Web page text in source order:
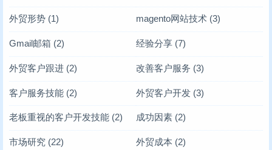
外贸形势 (1) magento网站技术 (3)
Gmail邮箱 (2) 经验分享 (7)
外贸客户跟进 (2) 改善客户服务 (3)
客户服务技能 (2) 外贸客户开发 (3)
老板重视的客户开发技能 (2) 成功因素 (2)
市场研究 (22) 外贸成本 (2)